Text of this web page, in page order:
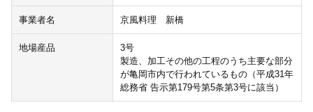
事業者名 京風料理 新橋
地場産品
3号
製造、加工その他の工程のうち主要な部分
が亀岡市内で行われているもの（平成31年
総務省 告示第179号第5条第3号に該当）